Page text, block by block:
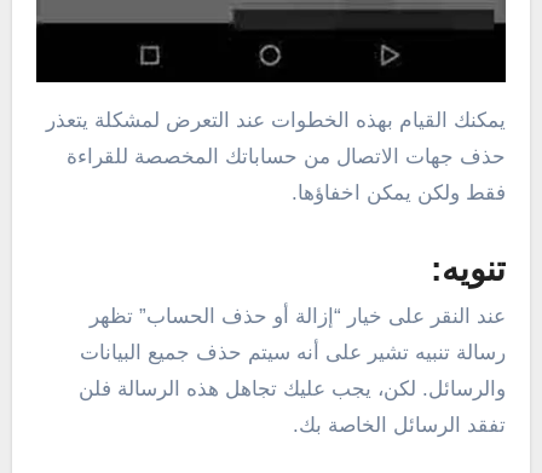
يمكنك القيام بهذه الخطوات عند التعرض لمشكلة يتعذر
حذف جهات الاتصال من حساباتك المخصصة للقراءة
فقط ولكن يمكن اخفاؤها.
تنويه:
عند النقر على خيار “إزالة أو حذف الحساب” تظهر
رسالة تنبيه تشير على أنه سيتم حذف جميع البيانات
والرسائل. لكن، يجب عليك تجاهل هذه الرسالة فلن
تفقد الرسائل الخاصة بك.